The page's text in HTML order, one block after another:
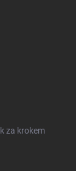
za krokem